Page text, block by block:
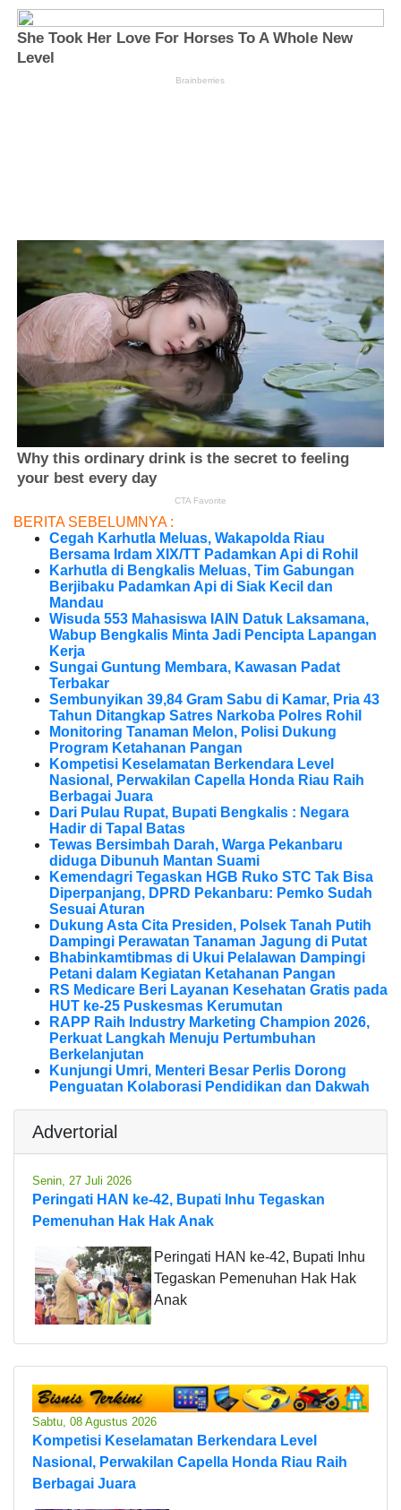
BERITA SEBELUMNYA :
Cegah Karhutla Meluas, Wakapolda Riau
Bersama Irdam XIX/TT Padamkan Api di Rohil
Karhutla di Bengkalis Meluas, Tim Gabungan
Berjibaku Padamkan Api di Siak Kecil dan
Mandau
Wisuda 553 Mahasiswa IAIN Datuk Laksamana,
Wabup Bengkalis Minta Jadi Pencipta Lapangan
Kerja
Sungai Guntung Membara, Kawasan Padat
Terbakar
Sembunyikan 39,84 Gram Sabu di Kamar, Pria 43
Tahun Ditangkap Satres Narkoba Polres Rohil
Monitoring Tanaman Melon, Polisi Dukung
Program Ketahanan Pangan
Kompetisi Keselamatan Berkendara Level
Nasional, Perwakilan Capella Honda Riau Raih
Berbagai Juara
Dari Pulau Rupat, Bupati Bengkalis : Negara
Hadir di Tapal Batas
Tewas Bersimbah Darah, Warga Pekanbaru
diduga Dibunuh Mantan Suami
Kemendagri Tegaskan HGB Ruko STC Tak Bisa
Diperpanjang, DPRD Pekanbaru: Pemko Sudah
Sesuai Aturan
Dukung Asta Cita Presiden, Polsek Tanah Putih
Dampingi Perawatan Tanaman Jagung di Putat
Bhabinkamtibmas di Ukui Pelalawan Dampingi
Petani dalam Kegiatan Ketahanan Pangan
RS Medicare Beri Layanan Kesehatan Gratis pada
HUT ke-25 Puskesmas Kerumutan
RAPP Raih Industry Marketing Champion 2026,
Perkuat Langkah Menuju Pertumbuhan
Berkelanjutan
Kunjungi Umri, Menteri Besar Perlis Dorong
Penguatan Kolaborasi Pendidikan dan Dakwah
Advertorial
Senin, 27 Juli 2026
Peringati HAN ke-42, Bupati Inhu Tegaskan
Pemenuhan Hak Hak Anak
Peringati HAN ke-42, Bupati Inhu
Tegaskan Pemenuhan Hak Hak
Anak
Sabtu, 08 Agustus 2026
Kompetisi Keselamatan Berkendara Level
Nasional, Perwakilan Capella Honda Riau Raih
Berbagai Juara